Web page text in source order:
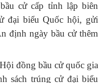
cử cấp tỉnh lập biên
đại biểu Quốc hội, gửi
định ngày bầu cử thêm
đồng bầu cử quốc gia
sách trúng cử đại biểu